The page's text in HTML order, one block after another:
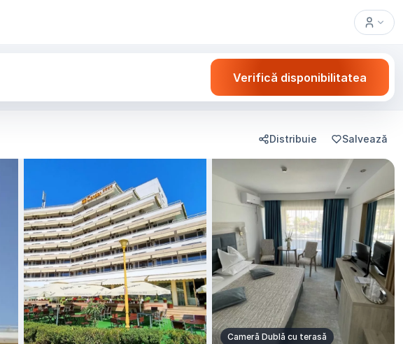
Verifică disponibilitatea
Distribuie Salvează
Cameră Dublă cu terasă